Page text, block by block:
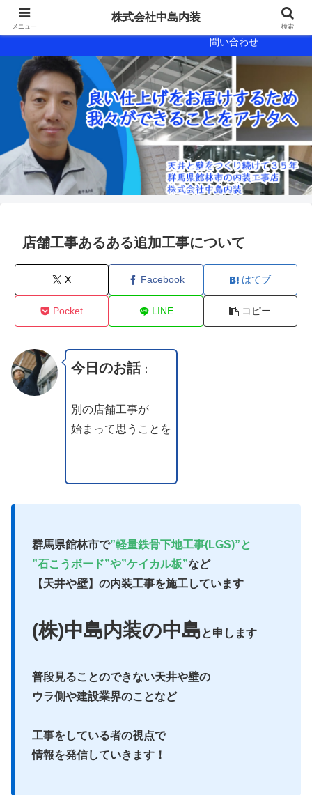
問い合わせ
店舗工事あるある追加工事について
X Facebook はてブ
Pocket LINE コピー
今日のお話：
別の店舗工事が
始まって思うことを
群馬県館林市で”軽量鉄骨下地工事(LGS)”と
”石こうボード”や”ケイカル板”など
【天井や壁】の内装工事を施工しています
(株)中島内装の中島 と申します
普段見ることのできない天井や壁の
ウラ側や建設業界のことなど
工事をしている者の視点で
情報を発信していきます！
メニュー
株式会社中島内装
検索